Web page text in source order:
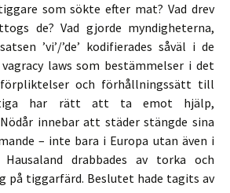
som sökte efter mat? Vad drev
de? Vad gjorde myndigheterna,
’vi’/’de’ kodifierades såväl i de
laws som bestämmelser i det
och förhållningssätt till
har rätt att ta emot hjälp,
innebar att städer stängde sina
– inte bara i Europa utan även i
drabbades av torka och
på tiggarfärd. Beslutet hade tagits av